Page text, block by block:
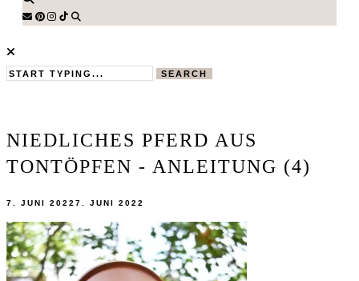
SEARCH
NIEDLICHES PFERD AUS
TONTÖPFEN - ANLEITUNG (4)
7. JUNI 2022 7. JUNI 2022